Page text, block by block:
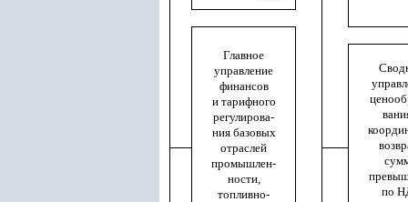
Главное
управление
финансов
и тарифного
регулирова-
ния базовых
отраслей
промышлен-
ности,
топливно-
по